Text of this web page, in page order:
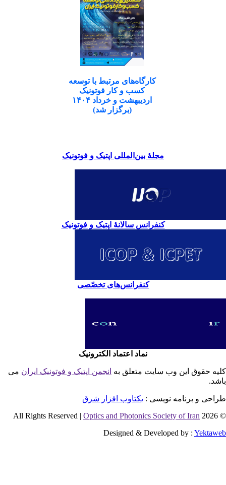
کارگاه‌های مرتبط با توسعه
کسب و کار فوتونیک
اردیبهشت و خرداد ۱۴۰۴
(برگزار شد)
مجلۀ بین‌المللی اپتیک و فوتونیک
کنفرانس سالانۀ اپتیک و فوتونیک
کنفرانس‌های تخصّصی
نماد اعتماد الکترونیک
حقوق این وب سایت متعلق بهانجمن اپتیک و فوتونیک ایران می
و برنامه نویسی : یکتاوب افزار شرق
©
Optics and Photonics Society of Iran
Designed & Developed by :